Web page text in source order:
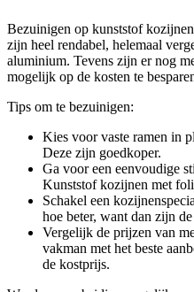
Bezuinigen op kunststof
zijn heel rendabel, helemaal
aluminium. Tevens zijn er nog
mogelijk op de kosten te
Tips om te bezuinigen:
Kies voor vaste ramen in
Deze zijn goedkoper.
Ga voor een eenvoudige
Kunststof kozijnen met
Schakel een
hoe beter, want dan zijn
Vergelijk de prijzen van
vakman met het beste
de kostprijs.